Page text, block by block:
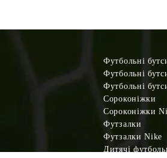
Футбольні
Футбольні
Футбольні
Сороконіжки
Сороконіжки
Футзалки
Футзалки Nike
Дитячі